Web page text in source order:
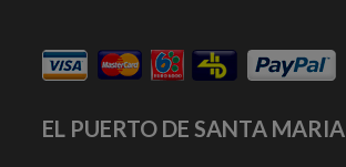
EL PUERTO DE SANTA MARIA